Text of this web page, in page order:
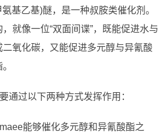
基乙基)醚，是一种叔胺类催化剂。
就像一位“双面间谍”，既能促进水与
氧化碳，又能促进多元醇与异氰酸
通过以下两种方式发挥作用：
能够催化多元醇和异氰酸酯之